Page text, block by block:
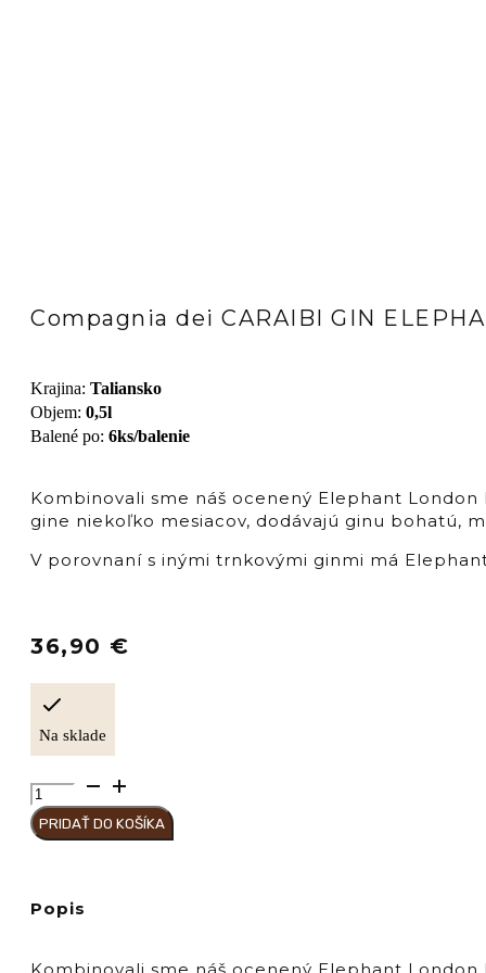
Compagnia dei CARAIBI GIN
Krajina: Taliansko
Objem: 0,5l
Balené po: 6ks/balenie
Kombinovali sme náš ocenený Elephant
gine niekoľko mesiacov, dodávajú ginu bohatú,
V porovnaní s inými trnkovými ginmi má
36,90 €
Na sklade
množstvo
Compagnia
dei
ELEPHANT
Sloe
PRIDAŤ DO KOŠÍKA
Popis